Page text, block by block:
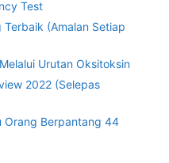
Test
(Amalan Setiap
Urutan Oksitoksin
2022 (Selepas
Orang Berpantang 44